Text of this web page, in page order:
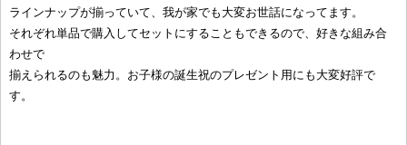
ラインナップが揃っていて、我が家でも大変お世話になってます。
それぞれ単品で購入してセットにすることもできるので、好きな組み合
わせで
揃えられるのも魅力。お子様の誕生祝のプレゼント用にも大変好評で
す。